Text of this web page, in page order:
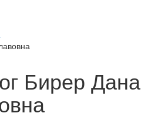
Бирер Дана